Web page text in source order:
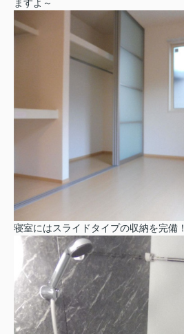
ますよ～
寝室にはスライドタイプの収納を完備！